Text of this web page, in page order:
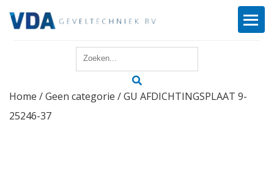
Reparatie
Home /Geen categorie / GU AFDICHTINGSPLAAT 9-
25246-37